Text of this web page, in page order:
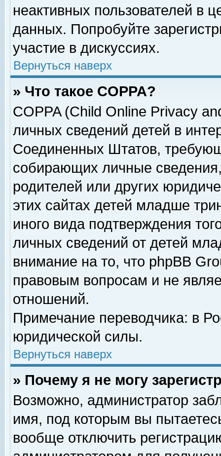
неактивных пользователей в
данных. Попробуйте
участие в дискуссиях.
Вернуться наверх
» Что такое COPPA?
COPPA (Child Online Privacy
личных сведений детей в
Соединенных Штатов,
собирающих личные
родителей или других
этих сайтах детей младше
иного вида подтверждения
личных сведений от детей
внимание на то, что phpBB
правовым вопросам и не
отношений.
Примечание переводчика: в
юридической силы.
Вернуться наверх
» Почему я не могу
Возможно, администратор
имя, под которым вы
вообще отключить